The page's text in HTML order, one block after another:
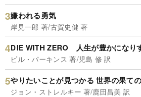
嫌われる勇気
岸見一郎 著/古賀史健 著
DIE WITH ZERO 人生が豊かになり
ビル・パーキンス 著/児島 修 訳
やりたいことが見つかる 世界の果て
ジョン・ストレルキー 著/鹿田昌美 訳